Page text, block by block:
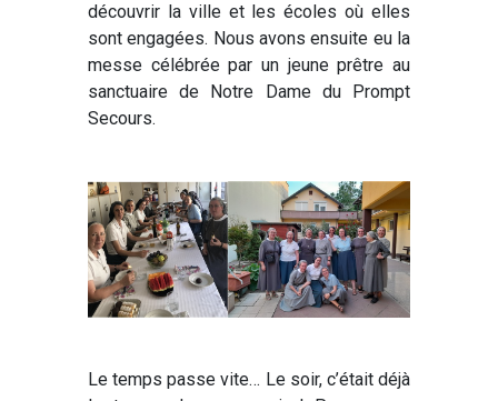
découvrir la ville et les écoles où elles
sont engagées. Nous avons ensuite eu la
messe célébrée par un jeune prêtre au
sanctuaire de Notre Dame du Prompt
Secours.
Le temps passe vite… Le soir, c’était déjà